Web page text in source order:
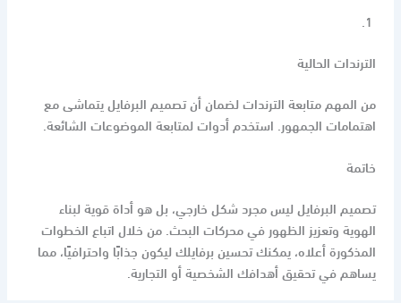
الترندات الحالية
من المهم متابعة الترندات لضمان أن تصميم البرفايل يتماشى مع
اهتمامات الجمهور. استخدم أدوات لمتابعة الموضوعات الشائعة.
خاتمة
تصميم البرفايل ليس مجرد شكل خارجي، بل هو أداة قوية لبناء
الهوية وتعزيز الظهور في محركات البحث. من خلال اتباع الخطوات
المذكورة أعلاه، يمكنك تحسين برفايلك ليكون جذابًا واحترافيًا، مما
يساهم في تحقيق أهدافك الشخصية أو التجارية.